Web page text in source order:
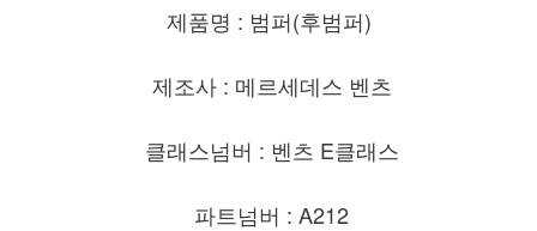
제품명 : 범퍼(후범퍼)
제조사 : 메르세데스 벤츠
클래스넘버 : 벤츠 E클래스
파트넘버 : A212